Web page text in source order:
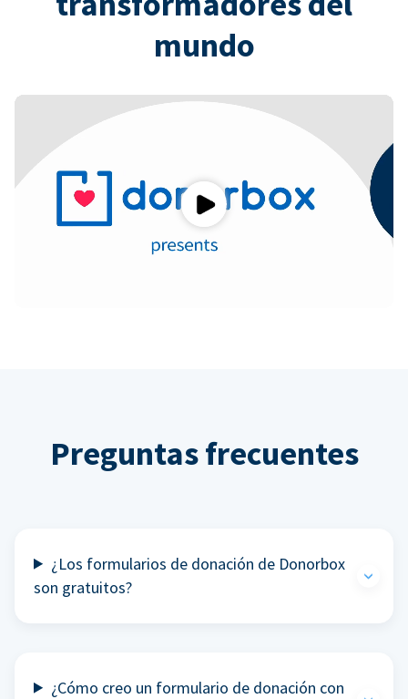
mundo
Play
Preguntas frecuentes
¿Los formularios de donación de Donorbox
son gratuitos?
¿Cómo creo un formulario de donación con